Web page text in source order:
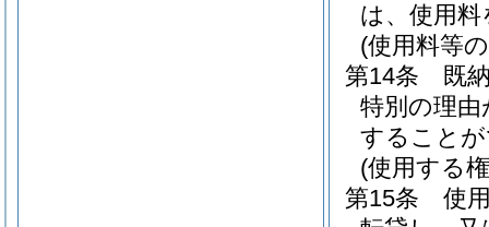
は、使用
(使用料等
第14条
既
特別の理
すること
(使用する
第15条
使